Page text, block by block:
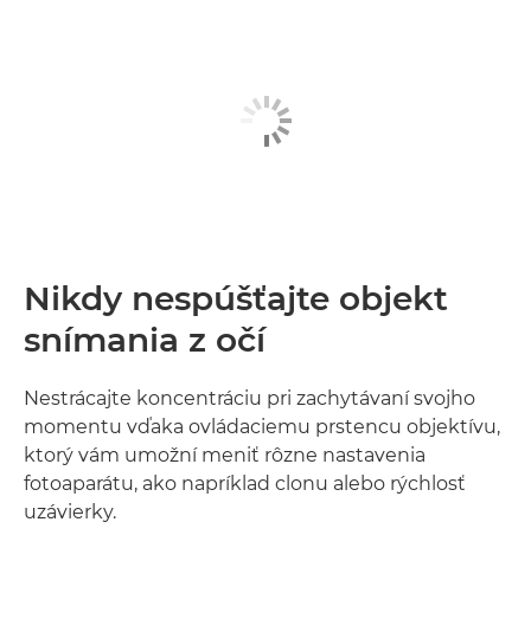
Nikdy nespúšťajte objekt
snímania z očí
Nestrácajte koncentráciu pri zachytávaní svojho
momentu vďaka ovládaciemu prstencu objektívu,
ktorý vám umožní meniť rôzne nastavenia
fotoaparátu, ako napríklad clonu alebo rýchlosť
uzávierky.